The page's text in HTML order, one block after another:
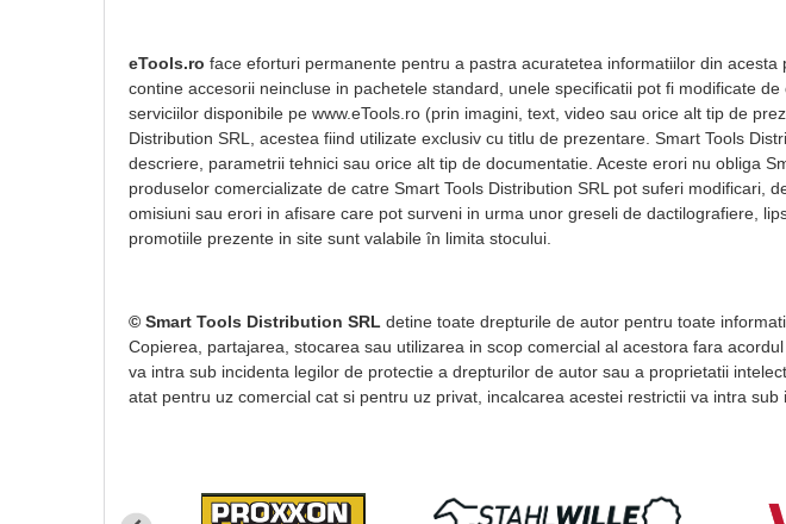
eTools.ro face eforturi permanente pentru a pastra acuratetea informatiilor din
contine accesorii neincluse in pachetele standard, unele specificatii pot fi modificate
serviciilor disponibile pe www.eTools.ro (prin imagini, text, video sau orice alt tip de
Distribution SRL, acestea fiind utilizate exclusiv cu titlu de prezentare. Smart Tools
descriere, parametrii tehnici sau orice alt tip de documentatie. Aceste erori nu obliga
produselor comercializate de catre Smart Tools Distribution SRL pot suferi modificari,
omisiuni sau erori in afisare care pot surveni in urma unor greseli de dactilografiere,
promotiile prezente in site sunt valabile în limita stocului.
© Smart Tools Distribution SRL detine toate drepturile de autor pentru toate
Copierea, partajarea, stocarea sau utilizarea in scop comercial al acestora fara
va intra sub incidenta legilor de protectie a drepturilor de autor sau a proprietatii
atat pentru uz comercial cat si pentru uz privat, incalcarea acestei restrictii va intra sub